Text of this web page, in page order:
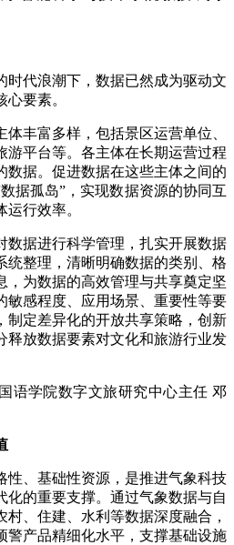
代浪潮下，数据已然成为驱动文
要素。
丰富多样，包括景区运营单位、
游平台等。各主体在长期运营过程
数据。促进数据在这些主体之间的
据孤岛”，实现数据资源的协同互
行效率。
据进行科学管理，扎实开展数据
统整理，清晰明确数据的类别、格
，为数据的高效管理与共享奠定坚
敏感程度、应用场景、重要性等要
制定差异化的开放共享策略，创新
释放数据要素对文化和旅游行业发
学院数字文旅研究中心主任 邓
、基础性资源，是推进气象科技
化的重要支撑。通过气象数据与自
、住建、水利等数据深度融合，
警产品精细化水平，支撑基础设施